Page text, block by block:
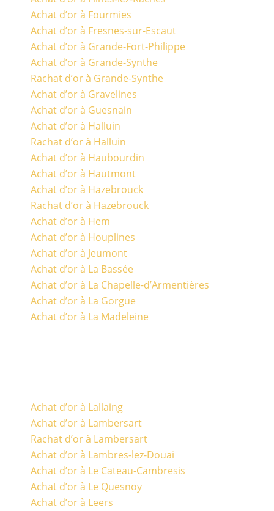
Achat d’or à Fourmies
Achat d’or à Fresnes-sur-Escaut
Achat d’or à Grande-Fort-Philippe
Achat d’or à Grande-Synthe
Rachat d’or à Grande-Synthe
Achat d’or à Gravelines
Achat d’or à Guesnain
Achat d’or à Halluin
Rachat d’or à Halluin
Achat d’or à Haubourdin
Achat d’or à Hautmont
Achat d’or à Hazebrouck
Rachat d’or à Hazebrouck
Achat d’or à Hem
Achat d’or à Houplines
Achat d’or à Jeumont
Achat d’or à La Bassée
Achat d’or à La Chapelle-d’Armentières
Achat d’or à La Gorgue
Achat d’or à La Madeleine
Achat d’or à Lallaing
Achat d’or à Lambersart
Rachat d’or à Lambersart
Achat d’or à Lambres-lez-Douai
Achat d’or à Le Cateau-Cambresis
Achat d’or à Le Quesnoy
Achat d’or à Leers